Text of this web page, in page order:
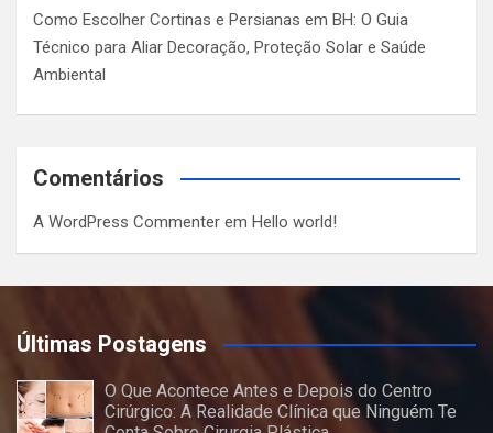
Como Escolher Cortinas e Persianas em BH: O Guia
Técnico para Aliar Decoração, Proteção Solar e Saúde
Ambiental
Comentários
A WordPress Commenter em Hello world!
Últimas Postagens
O Que Acontece Antes e Depois do Centro
Cirúrgico: A Realidade Clínica que Ninguém Te